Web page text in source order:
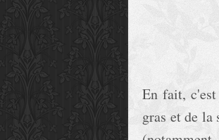
En fait, c'est
gras et de